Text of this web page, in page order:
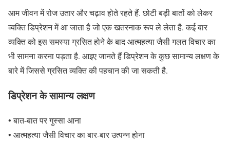
आम जीवन में रोज उतार और चढ़ाव होते रहते हैं. छोटी बड़ी बातों को लेकर
व्यक्ति डिप्रेशन में आ जाता है जो एक खतरनाक रूप ले लेता है. कई बार
व्यक्ति को इस समस्या ग्रसित होने के बाद आत्महत्या जैसी गलत विचार का
भी सामना करना पड़ता है. आइए जानते हैं डिप्रेशन के कुछ सामान्य लक्षण के
बारे में जिससे ग्रसित व्यक्ति की पहचान की जा सकती है.
डिप्रेशन के सामान्य लक्षण
• बात-बात पर गुस्सा आना
• आत्महत्या जैसी विचार का बार-बार उत्पन्न होना